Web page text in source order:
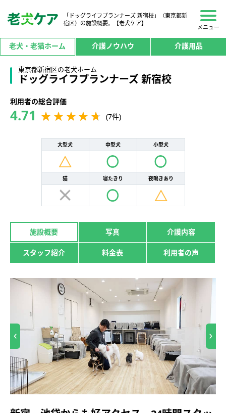
「ドッグライフプランナーズ 新宿校」（東京都新
宿区）の施設概要。【老犬ケア】
メニュー
老犬・老猫ホーム 介護ノウハウ 介護用品
東京都新宿区の老犬ホーム
ドッグライフプランナーズ 新宿校
利用者の総合評価
4.71 (7件)
大型犬 中型犬 小型犬
猫 寝たきり 夜鳴きあり
施設概要 写真 介護内容
スタッフ紹介 料金表 利用者の声